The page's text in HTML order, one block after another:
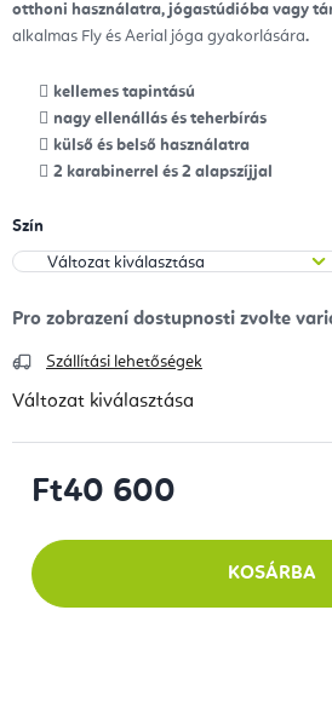
otthoni használatra, jógastúdióba vagy
alkalmas Fly és Aerial jóga gyakorlására.
kellemes tapintású
nagy ellenállás és teherbírás
külső és belső használatra
2 karabinerrel és 2 alapszíjjal
Szín
Szállítási lehetőségek
Változat kiválasztása
Ft40 600
KOSÁRBA